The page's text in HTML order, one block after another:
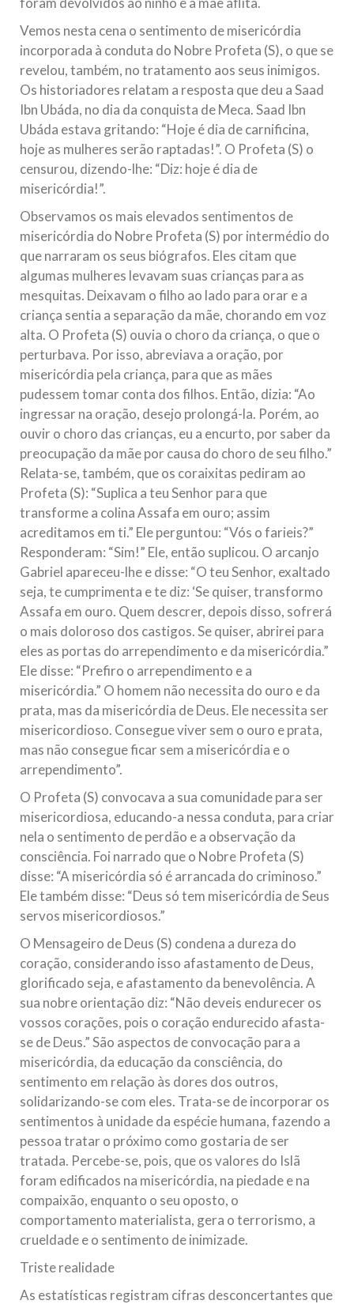
Vemos nesta cena o sentimento de misericórdia
incorporada à conduta do Nobre Profeta (S), o que se
revelou, também, no tratamento aos seus inimigos.
Os historiadores relatam a resposta que deu a Saad
Ibn Ubáda, no dia da conquista de Meca. Saad Ibn
Ubáda estava gritando: “Hoje é dia de carnificina,
hoje as mulheres serão raptadas!”. O Profeta (S) o
censurou, dizendo-lhe: “Diz: hoje é dia de
misericórdia!”.
Observamos os mais elevados sentimentos de
misericórdia do Nobre Profeta (S) por intermédio do
que narraram os seus biógrafos. Eles citam que
algumas mulheres levavam suas crianças para as
mesquitas. Deixavam o filho ao lado para orar e a
criança sentia a separação da mãe, chorando em voz
alta. O Profeta (S) ouvia o choro da criança, o que o
perturbava. Por isso, abreviava a oração, por
misericórdia pela criança, para que as mães
pudessem tomar conta dos filhos. Então, dizia: “Ao
ingressar na oração, desejo prolongá-la. Porém, ao
ouvir o choro das crianças, eu a encurto, por saber da
preocupação da mãe por causa do choro de seu filho.”
Relata-se, também, que os coraixitas pediram ao
Profeta (S): “Suplica a teu Senhor para que
transforme a colina Assafa em ouro; assim
acreditamos em ti.” Ele perguntou: “Vós o farieis?”
Responderam: “Sim!” Ele, então suplicou. O arcanjo
Gabriel apareceu-lhe e disse: “O teu Senhor, exaltado
seja, te cumprimenta e te diz: ‘Se quiser, transformo
Assafa em ouro. Quem descrer, depois disso, sofrerá
o mais doloroso dos castigos. Se quiser, abrirei para
eles as portas do arrependimento e da misericórdia.”
Ele disse: “Prefiro o arrependimento e a
misericórdia.” O homem não necessita do ouro e da
prata, mas da misericórdia de Deus. Ele necessita ser
misericordioso. Consegue viver sem o ouro e prata,
mas não consegue ficar sem a misericórdia e o
arrependimento”.
O Profeta (S) convocava a sua comunidade para ser
misericordiosa, educando-a nessa conduta, para criar
nela o sentimento de perdão e a observação da
consciência. Foi narrado que o Nobre Profeta (S)
disse: “A misericórdia só é arrancada do criminoso.”
Ele também disse: “Deus só tem misericórdia de Seus
servos misericordiosos.”
O Mensageiro de Deus (S) condena a dureza do
coração, considerando isso afastamento de Deus,
glorificado seja, e afastamento da benevolência. A
sua nobre orientação diz: “Não deveis endurecer os
vossos corações, pois o coração endurecido afasta-
se de Deus.” São aspectos de convocação para a
misericórdia, da educação da consciência, do
sentimento em relação às dores dos outros,
solidarizando-se com eles. Trata-se de incorporar os
sentimentos à unidade da espécie humana, fazendo a
pessoa tratar o próximo como gostaria de ser
tratada. Percebe-se, pois, que os valores do Islã
foram edificados na misericórdia, na piedade e na
compaixão, enquanto o seu oposto, o
comportamento materialista, gera o terrorismo, a
crueldade e o sentimento de inimizade.
Triste realidade
As estatísticas registram cifras desconcertantes que